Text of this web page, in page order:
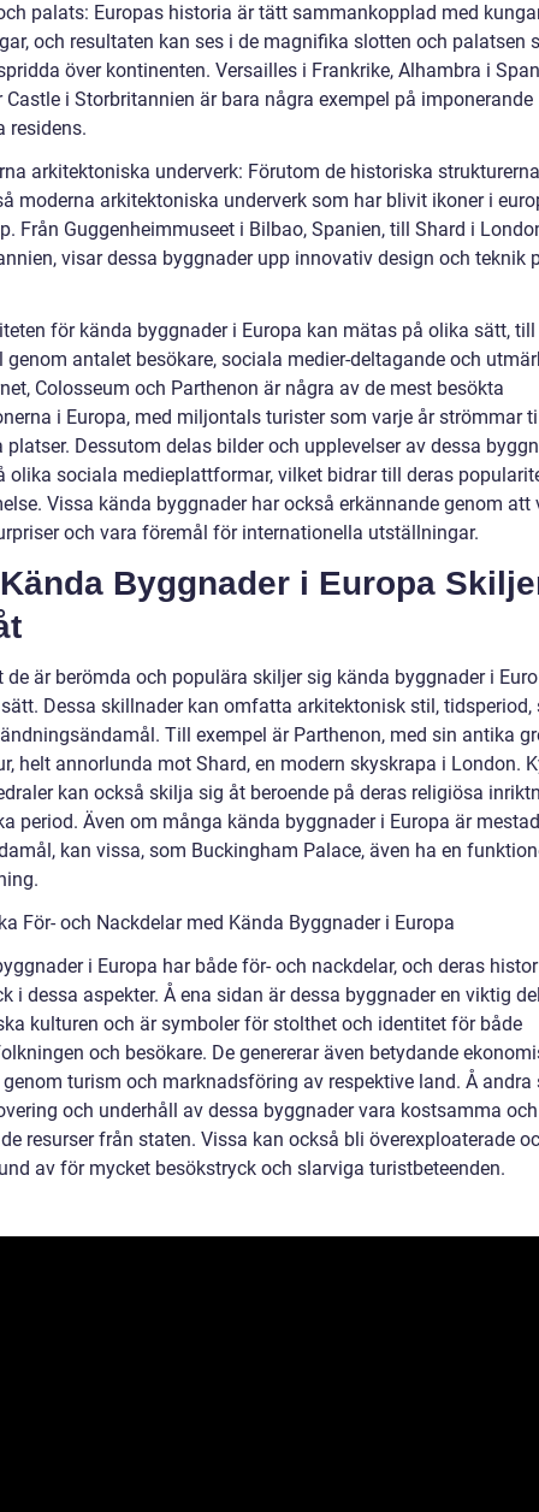
palats: Europas historia är tätt sammankopplad med
och resultaten kan ses i de magnifika slotten och palatsen
över kontinenten. Versailles i Frankrike, Alhambra i
Castle i Storbritannien är bara några exempel på imponerande
residens.
arkitektoniska underverk: Förutom de historiska
moderna arkitektoniska underverk som har blivit ikoner i
Från Guggenheimmuseet i Bilbao, Spanien, till Shard i
visar dessa byggnader upp innovativ design och teknik
för kända byggnader i Europa kan mätas på olika sätt, till
genom antalet besökare, sociala medier-deltagande och
Colosseum och Parthenon är några av de mest besökta
i Europa, med miljontals turister som varje år strömmar
platser. Dessutom delas bilder och upplevelser av dessa
olika sociala medieplattformar, vilket bidrar till deras
Vissa kända byggnader har också erkännande genom att
och vara föremål för internationella utställningar.
Byggnader i Europa
de är berömda och populära skiljer sig kända byggnader i
Dessa skillnader kan omfatta arkitektonisk stil, tidsperiod,
Till exempel är Parthenon, med sin antika
helt annorlunda mot Shard, en modern skyskrapa i London.
kan också skilja sig åt beroende på deras religiösa
period. Även om många kända byggnader i Europa är
kan vissa, som Buckingham Palace, även ha en
För- och Nackdelar med Kända Byggnader i Europa
i Europa har både för- och nackdelar, och deras
i dessa aspekter. Å ena sidan är dessa byggnader en viktig
kulturen och är symboler för stolthet och identitet för både
och besökare. De genererar även betydande
turism och marknadsföring av respektive land. Å andra
och underhåll av dessa byggnader vara kostsamma
resurser från staten. Vissa kan också bli överexploaterade
av för mycket besökstryck och slarviga turistbeteenden.